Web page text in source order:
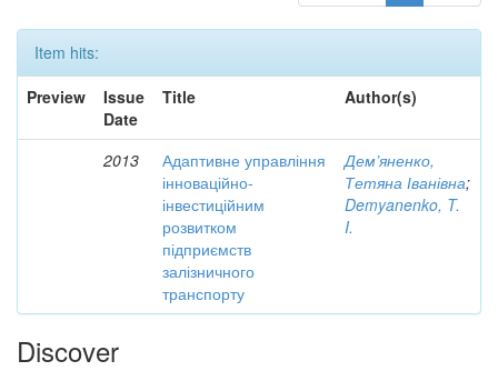
Item hits:
Preview
Issue
Date
Title Author(s)
2013
Адаптивне управління
інноваційно-
інвестиційним
розвитком
підприємств
залізничного
транспорту
Дем’яненко,
Тетяна Іванівна;
Demyanenko, T.
I.
Discover